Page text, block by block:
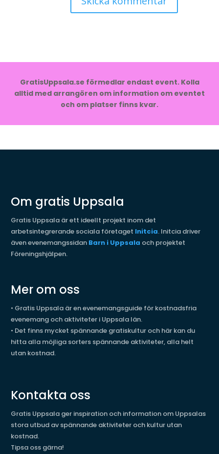
GratisUppsala.se förmedlar endast event. Kolla
alltid med arrangören om information om eventet
och om platser finns kvar.
Om gratis Uppsala
Gratis Uppsala är ett ideellt projekt inom det
arbetsintegrerande sociala företaget Initcia. Initcia driver
även evenemangssidan Barn i Uppsala och projektet
Föreningshjälpen.
Mer om oss
• Gratis Uppsala är en evenemangsguide för kostnadsfria
evenemang och aktiviteter i Uppsala län.
• Det finns mycket spännande gratiskultur och här kan du
hitta alla möjliga sorters spännande aktiviteter, alla helt
utan kostnad.
Kontakta oss
Gratis Uppsala ger inspiration och information om Uppsalas
stora utbud av spännande aktiviteter och kultur utan
kostnad.
Tipsa oss gärna!